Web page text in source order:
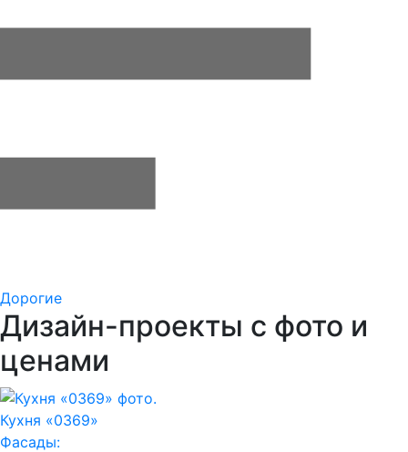
Дорогие
Дизайн-проекты с фото и
ценами
Кухня «0369»
Фасады: